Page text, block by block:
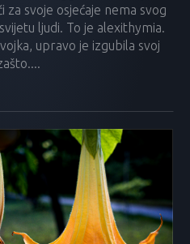
za svoje osjećaje nema svog
ljudi. To je alexithymia.
upravo je izgubila svoj